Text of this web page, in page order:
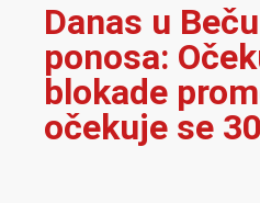
Danas u
ponosa:
blokade
očekuje se